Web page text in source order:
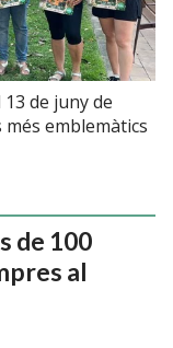
de juny de
més emblemàtics
de 100
al